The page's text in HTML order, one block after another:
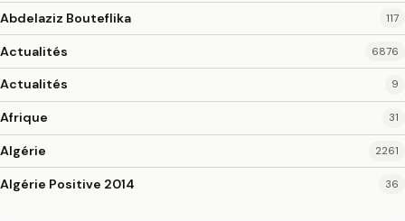
Abdelaziz Bouteflika 117
Actualités 6876
Actualités 9
Afrique 31
Algérie 2261
Algérie Positive 2014 36